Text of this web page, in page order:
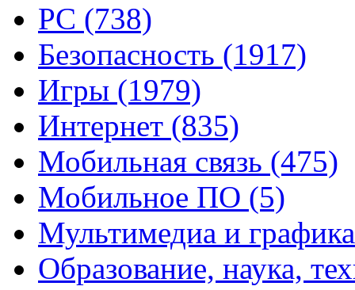
PC (738)
Безопасность (1917)
Игры (1979)
Интернет (835)
Мобильная связь (475)
Мобильное ПО (5)
Мультимедиа и
Образование, наука,